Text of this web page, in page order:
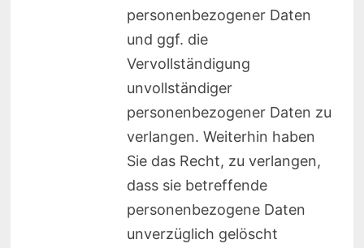
personenbezogener Daten
und ggf. die
Vervollständigung
unvollständiger
personenbezogener Daten zu
verlangen. Weiterhin haben
Sie das Recht, zu verlangen,
dass sie betreffende
personenbezogene Daten
unverzüglich gelöscht